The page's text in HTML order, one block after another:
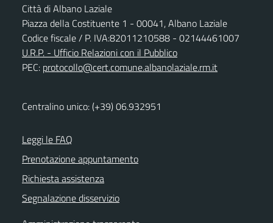
Città di Albano Laziale
Piazza della Costituente 1 - 00041, Albano Laziale
Codice fiscale / P. IVA:82011210588 - 02144461007
U.R.P. - Ufficio Relazioni con il Pubblico
PEC: protocollo@cert.comune.albanolaziale.rm.it
Centralino unico: (+39) 06.932951
Leggi le FAQ
Prenotazione appuntamento
Richiesta assistenza
Segnalazione disservizio